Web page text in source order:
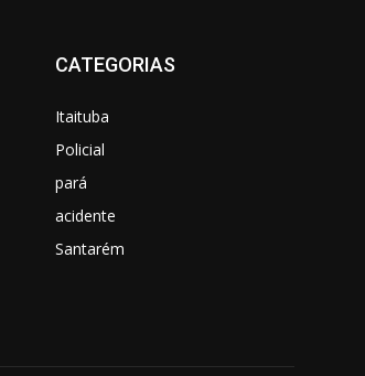
CATEGORIAS
Itaituba
Policial
pará
acidente
Santarém